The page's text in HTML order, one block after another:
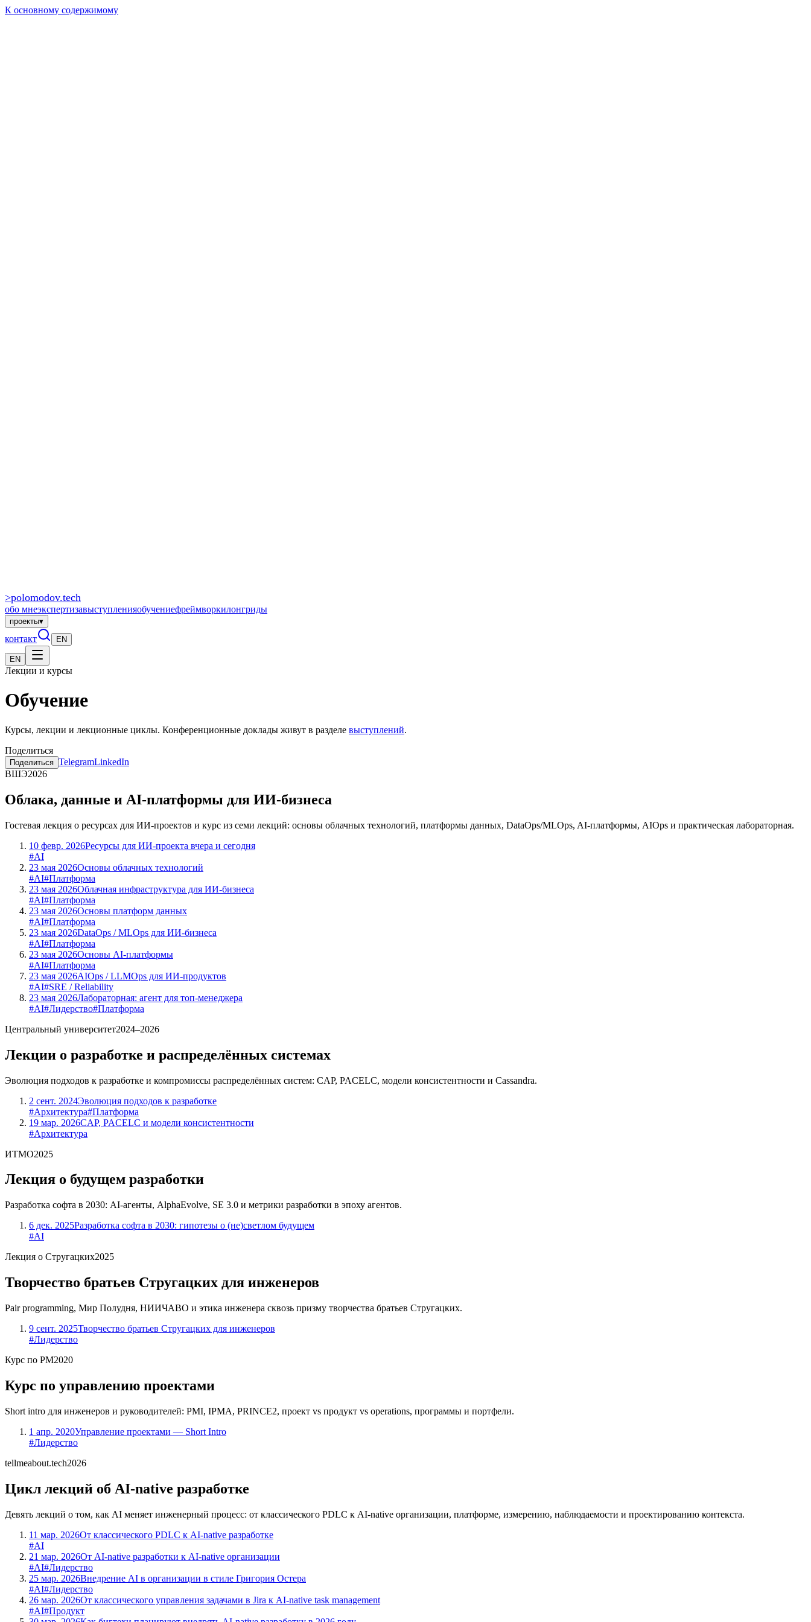
К основному содержимому
>polomodov.tech
обо мнеэкспертизавыступленияобучениефреймворкилонгриды
проекты▾
контакт EN
EN
Лекции и курсы
Обучение
Курсы, лекции и лекционные циклы. Конференционные доклады живут в разделе выступлений.
Поделиться
Поделиться TelegramLinkedIn
ВШЭ2026
Облака, данные и AI-платформы для ИИ-бизнеса
Гостевая лекция о ресурсах для ИИ-проектов и курс из семи лекций: основы облачных технологий, платформы данных, DataOps/MLOps, AI-платформы, AIOps и практическая лабораторная.
10 февр. 2026Ресурсы для ИИ-проекта вчера и сегодня
#AI
23 мая 2026Основы облачных технологий
#AI#Платформа
23 мая 2026Облачная инфраструктура для ИИ-бизнеса
#AI#Платформа
23 мая 2026Основы платформ данных
#AI#Платформа
23 мая 2026DataOps / MLOps для ИИ-бизнеса
#AI#Платформа
23 мая 2026Основы AI-платформы
#AI#Платформа
23 мая 2026AIOps / LLMOps для ИИ-продуктов
#AI#SRE / Reliability
23 мая 2026Лабораторная: агент для топ-менеджера
#AI#Лидерство#Платформа
Центральный университет2024–2026
Лекции о разработке и распределённых системах
Эволюция подходов к разработке и компромиссы распределённых систем: CAP, PACELC, модели консистентности и Cassandra.
2 сент. 2024Эволюция подходов к разработке
#Архитектура#Платформа
19 мар. 2026CAP, PACELC и модели консистентности
#Архитектура
ИТМО2025
Лекция о будущем разработки
Разработка софта в 2030: AI-агенты, AlphaEvolve, SE 3.0 и метрики разработки в эпоху агентов.
6 дек. 2025Разработка софта в 2030: гипотезы о (не)светлом будущем
#AI
Лекция о Стругацких2025
Творчество братьев Стругацких для инженеров
Pair programming, Мир Полудня, НИИЧАВО и этика инженера сквозь призму творчества братьев Стругацких.
9 сент. 2025Творчество братьев Стругацких для инженеров
#Лидерство
Курс по PM2020
Курс по управлению проектами
Short intro для инженеров и руководителей: PMI, IPMA, PRINCE2, проект vs продукт vs operations, программы и портфели.
1 апр. 2020Управление проектами — Short Intro
#Лидерство
tellmeabout.tech2026
Цикл лекций об AI-native разработке
Девять лекций о том, как AI меняет инженерный процесс: от классического PDLC к AI-native организации, платформе, измерению, наблюдаемости и проектированию контекста.
11 мар. 2026От классического PDLC к AI-native разработке
#AI
21 мар. 2026От AI-native разработки к AI-native организации
#AI#Лидерство
25 мар. 2026Внедрение AI в организации в стиле Григория Остера
#AI#Лидерство
26 мар. 2026От классического управления задачами в Jira к AI-native task management
#AI#Продукт